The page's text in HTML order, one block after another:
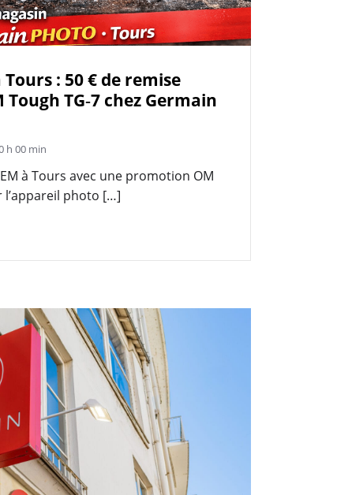
Tours : 50 € de remise
TG‑7 chez Germain
h 00 min
à Tours avec une promotion OM
l’appareil photo […]